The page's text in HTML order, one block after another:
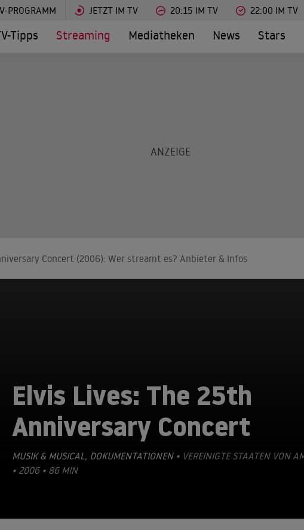
PROGRAMM JETZT IM TV 20:15 IM TV 22:00 IM TV
Tipps Streaming Mediatheken News Stars
Concert (2006): Wer streamt es? Anbieter & Infos
Elvis Lives: The 25th
Anniversary Concert
MUSIK & MUSICAL, DOKUMENTATIONEN• VEREINIGTE STAATEN VON
• 2006 • 86 MIN